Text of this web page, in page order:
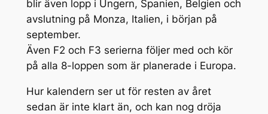
blir även lopp i Ungern, Spanien, Belgien och
avslutning på Monza, Italien, i början på
september.
Även F2 och F3 serierna följer med och kör
på alla 8-loppen som är planerade i Europa.
Hur kalendern ser ut för resten av året
sedan är inte klart än, och kan nog dröja